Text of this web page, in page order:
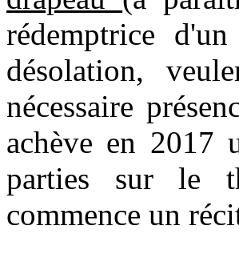
rédemptrice
désolation,
nécessaire
achève en 2017
parties sur le
commence un